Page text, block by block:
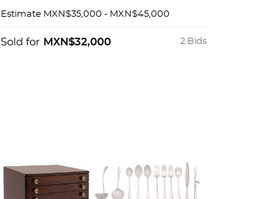
plata Sterling firma TANE y 2 en
Estimate MXN$35,000 - MXN$45,000
2 Bids
Sold for MXN$32,000